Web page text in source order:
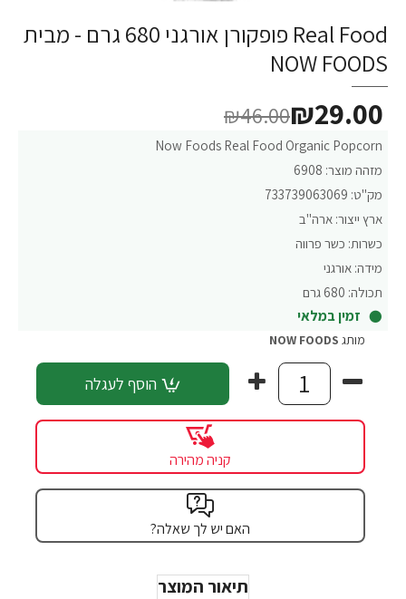
-37%
Real Food פופקורן אורגני 680 גרם - מבית
NOW FOODS
Now Foods Real Food Organic Popcorn
מזהה מוצר: 6908
מק"ט: 733739063069
ארץ ייצור: ארה"ב
כשרות: כשר פרווה
מידה: אורגני
תכולה: 680 גרם
זמין במלאי
₪29.00
₪46.00
מותג NOW FOODS
הוסף לעגלה
קניה מהירה
האם יש לך שאלה?
תיאור המוצר